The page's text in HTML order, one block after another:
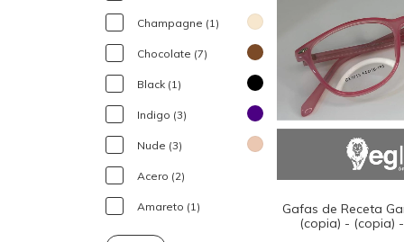
Champagne (1)
Chocolate (7)
Black (1)
Indigo (3)
Nude (3)
Acero (2)
Amareto (1)
Gafas de Receta
(copia) - (copia)